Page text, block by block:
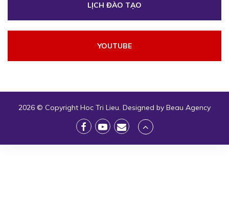
LỊCH ĐÀO TẠO
YOUTUBE
2026 © Copyright Hoc Tri Lieu. Designed by Beau Agency